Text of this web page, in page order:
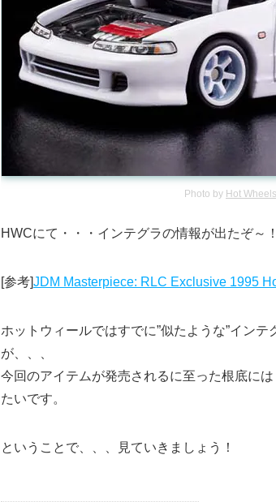
Photo by Hot
HWCにて・・・インテグラの情報が出たぞ～
[参考]JDM Masterpiece: RLC Exclusive 1995
ホットウィールではすでに”似たような”イン
が、、、
今回のアイテムが発売されるに至った根底に
たいです。
ということで、、、見ていきましょう！